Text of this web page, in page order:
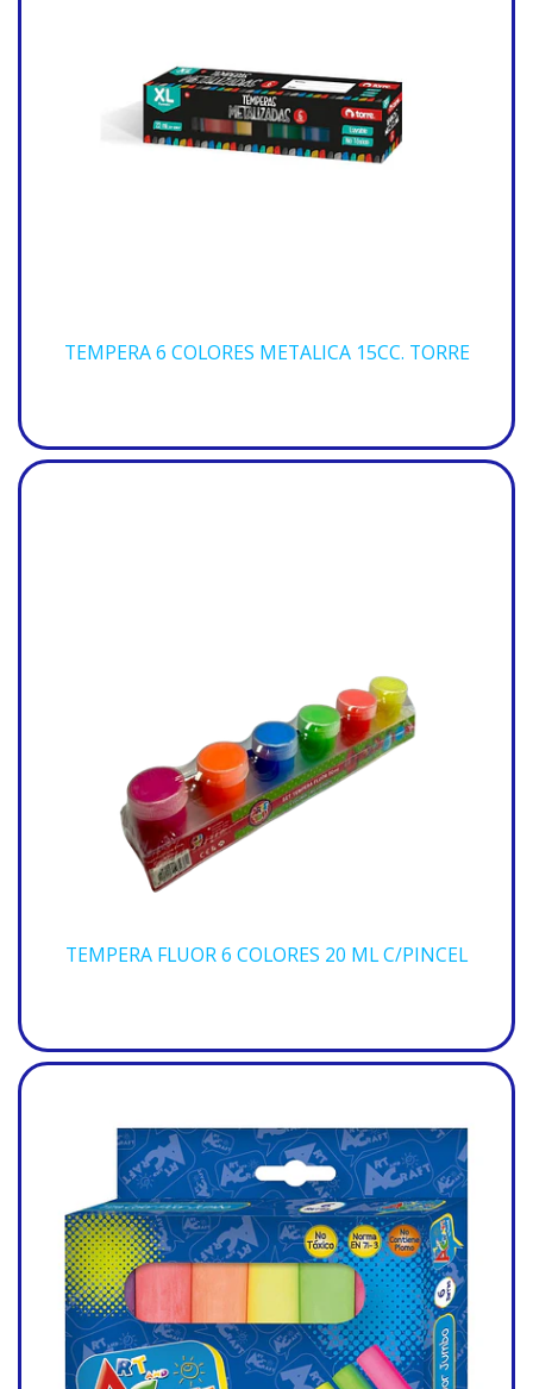
TEMPERA 6 COLORES METALICA 15CC. TORRE
TEMPERA FLUOR 6 COLORES 20 ML C/PINCEL